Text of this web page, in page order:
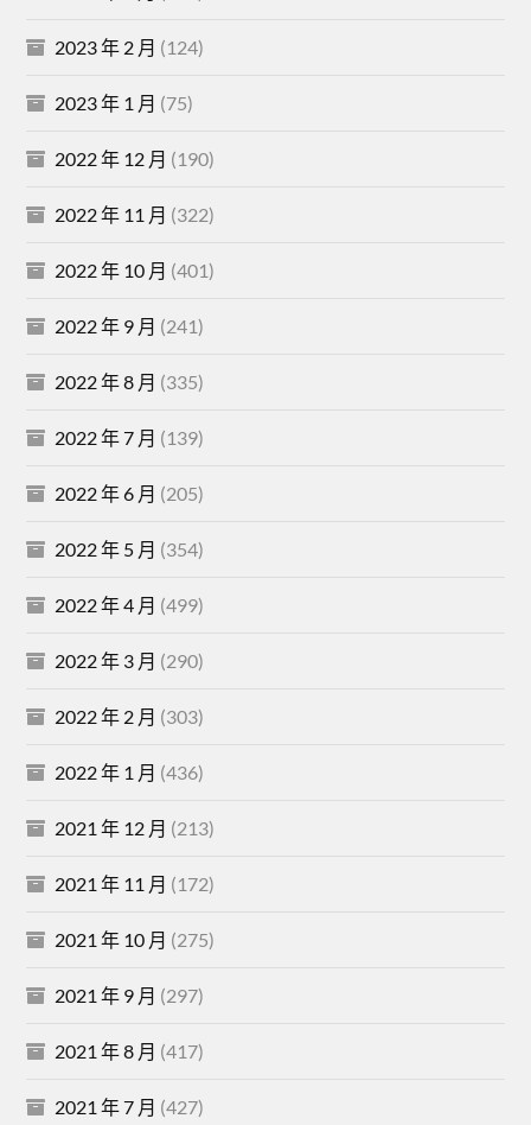
2023 年 2 月 (124)
2023 年 1 月 (75)
2022 年 12 月 (190)
2022 年 11 月 (322)
2022 年 10 月 (401)
2022 年 9 月 (241)
2022 年 8 月 (335)
2022 年 7 月 (139)
2022 年 6 月 (205)
2022 年 5 月 (354)
2022 年 4 月 (499)
2022 年 3 月 (290)
2022 年 2 月 (303)
2022 年 1 月 (436)
2021 年 12 月 (213)
2021 年 11 月 (172)
2021 年 10 月 (275)
2021 年 9 月 (297)
2021 年 8 月 (417)
2021 年 7 月 (427)